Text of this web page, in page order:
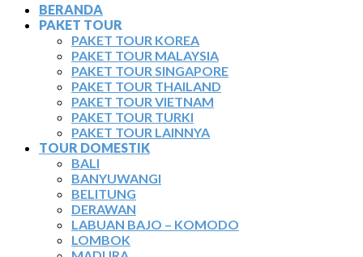
BERANDA
PAKET TOUR
PAKET TOUR KOREA
PAKET TOUR MALAYSIA
PAKET TOUR SINGAPORE
PAKET TOUR THAILAND
PAKET TOUR VIETNAM
PAKET TOUR TURKI
PAKET TOUR LAINNYA
TOUR DOMESTIK
BALI
BANYUWANGI
BELITUNG
DERAWAN
LABUAN BAJO – KOMODO
LOMBOK